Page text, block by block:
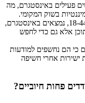
פעילים באינסטגרם, מה
בשוק המקומי.
מהמשתמשים בישראל, גילאים 18-44, נמצאים באינסטגרם,
אלא גם כדי לחפש
כי הם נחשפים למודעות
ישירות אחרי חשיפה
פחות חיוביים?